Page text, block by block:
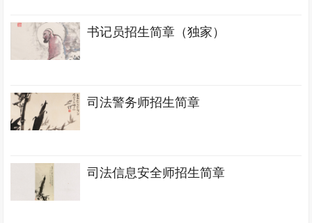
书记员招生简章（独家）
司法警务师招生简章
司法信息安全师招生简章